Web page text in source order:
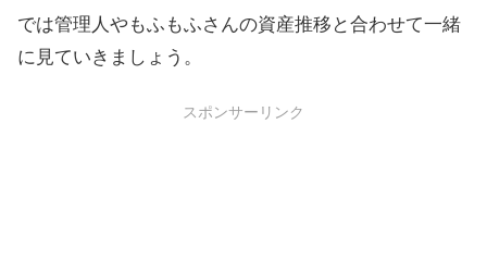
では管理人やもふもふさんの資産推移と合わせて一緒
に見ていきましょう。
スポンサーリンク